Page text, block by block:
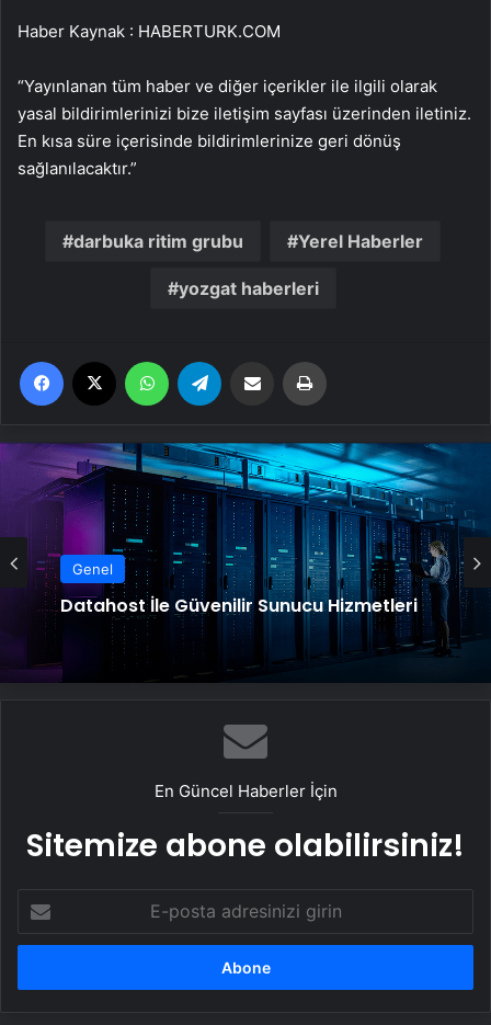
Haber Kaynak : HABERTURK.COM
“Yayınlanan tüm haber ve diğer içerikler ile ilgili olarak
yasal bildirimlerinizi bize iletişim sayfası üzerinden iletiniz.
En kısa süre içerisinde bildirimlerinize geri dönüş
sağlanılacaktır.”
darbuka ritim grubu Yerel Haberler
yozgat haberleri
Facebook WhatsApp Email'den paylaş
Genel
Datahost İle Güvenilir Sunucu Hizmetleri
En Güncel Haberler İçin
Sitemize abone olabilirsiniz!
posta
adresinizi